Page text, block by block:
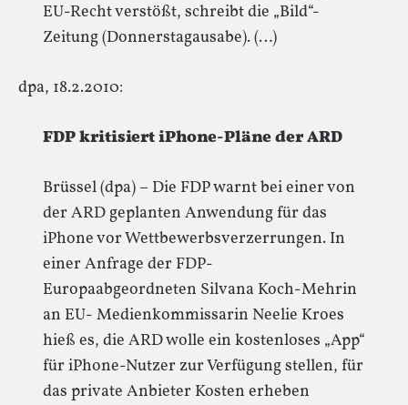
EU-Recht verstößt, schreibt die „Bild“-
Zeitung (Donnerstagausabe). (…)
dpa, 18.2.2010:
FDP kritisiert iPhone-Pläne der ARD
Brüssel (dpa) – Die FDP warnt bei einer von
der ARD geplanten Anwendung für das
iPhone vor Wettbewerbsverzerrungen. In
einer Anfrage der FDP-
Europaabgeordneten Silvana Koch-Mehrin
an EU- Medienkommissarin Neelie Kroes
hieß es, die ARD wolle ein kostenloses „App“
für iPhone-Nutzer zur Verfügung stellen, für
das private Anbieter Kosten erheben